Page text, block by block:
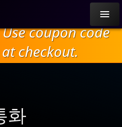
coupon code
at checkout.
화